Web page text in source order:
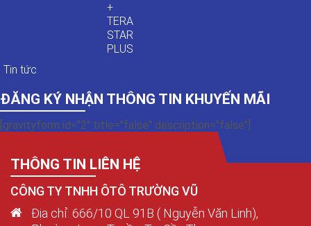
+
TERA
STAR
PLUS
Tin tức
ĐĂNG KÝ NHẬN THÔNG TIN KHUYẾN MÃI
[gravityform id="2" title="false" description="false"]
THÔNG TIN LIÊN HỆ
CÔNG TY TNHH ÔTÔ TRƯỜNG VŨ
Địa chỉ: 666/10 QL 91B ( Nguyễn Văn Linh),